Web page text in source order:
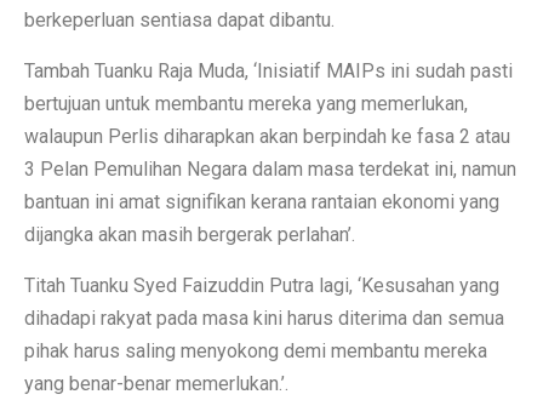
berkeperluan sentiasa dapat dibantu.
Tambah Tuanku Raja Muda, ‘Inisiatif MAIPs ini sudah pasti
bertujuan untuk membantu mereka yang memerlukan,
walaupun Perlis diharapkan akan berpindah ke fasa 2 atau
3 Pelan Pemulihan Negara dalam masa terdekat ini, namun
bantuan ini amat signifikan kerana rantaian ekonomi yang
dijangka akan masih bergerak perlahan’.
Titah Tuanku Syed Faizuddin Putra lagi, ‘Kesusahan yang
dihadapi rakyat pada masa kini harus diterima dan semua
pihak harus saling menyokong demi membantu mereka
yang benar-benar memerlukan.’.